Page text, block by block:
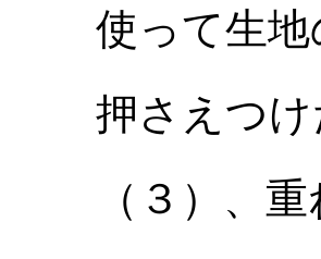
使って生
押さえつ
（３）、